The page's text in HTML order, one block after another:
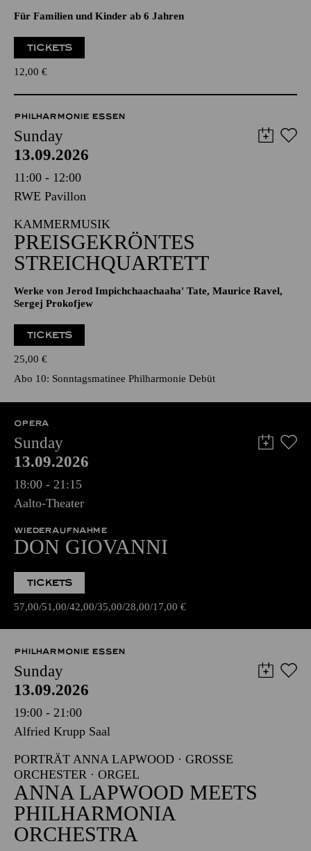
Für Familien und Kinder ab 6 Jahren
TICKETS
12,00 €
PHILHARMONIE ESSEN
Sunday
13.09.2026
11:00 - 12:00
RWE Pavillon
KAMMERMUSIK
PREISGEKRÖNTES
STREICHQUARTETT
Werke von Jerod Impichchaachaaha' Tate, Maurice Ravel,
Sergej Prokofjew
TICKETS
25,00 €
Abo 10: Sonntagsmatinee Philharmonie Debüt
OPERA
Sunday
13.09.2026
18:00 - 21:15
Aalto-Theater
WIEDERAUFNAHME
DON GIOVANNI
TICKETS
57,00 51,00 42,00 35,00 28,00 17,00 €
PHILHARMONIE ESSEN
Sunday
13.09.2026
19:00 - 21:00
Alfried Krupp Saal
PORTRÄT ANNA LAPWOOD · GROSSE O
RCHESTER · ORGEL
ANNA LAPWOOD MEETS
PHILHARMONIA
ORCHESTRA